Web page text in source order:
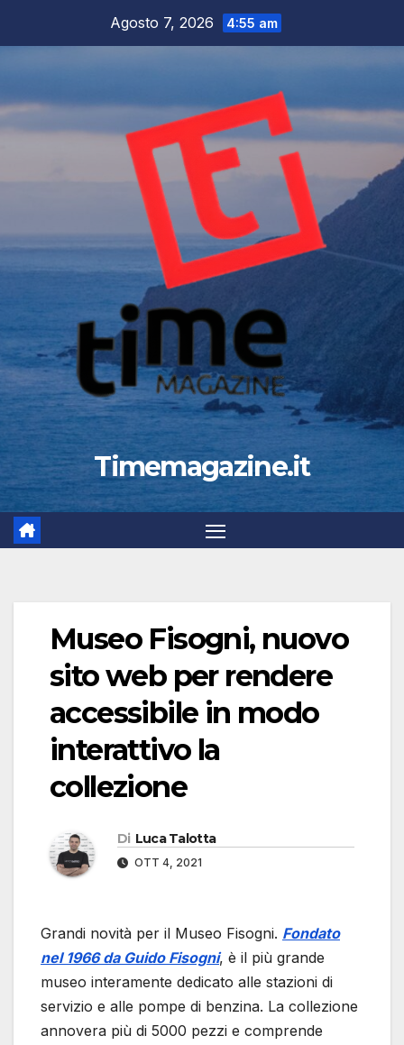
Agosto 7, 2026 4:55 am
Timemagazine.it
Museo Fisogni, nuovo
sito web per rendere
accessibile in modo
interattivo la
collezione
Di Luca Talotta
OTT 4, 2021
Grandi novità per il Museo Fisogni. Fondato
nel 1966 da Guido Fisogni, è il più grande
museo interamente dedicato alle stazioni di
servizio e alle pompe di benzina. La collezione
annovera più di 5000 pezzi e comprende